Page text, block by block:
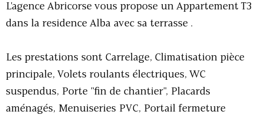
L'agence Abricorse vous propose un Appartement T3
dans la residence Alba avec sa terrasse .
Les prestations sont Carrelage, Climatisation pièce
principale, Volets roulants électriques, WC
suspendus, Porte "fin de chantier", Placards
aménagés, Menuiseries PVC, Portail fermeture